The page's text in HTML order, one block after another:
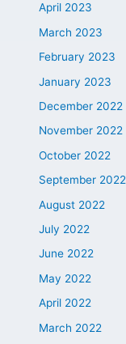
April 2023
March 2023
February 2023
January 2023
December 2022
November 2022
October 2022
September 2022
August 2022
July 2022
June 2022
May 2022
April 2022
March 2022